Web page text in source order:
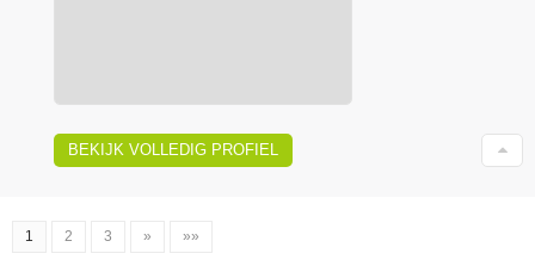
BEKIJK VOLLEDIG PROFIEL
1 2 3 » »»